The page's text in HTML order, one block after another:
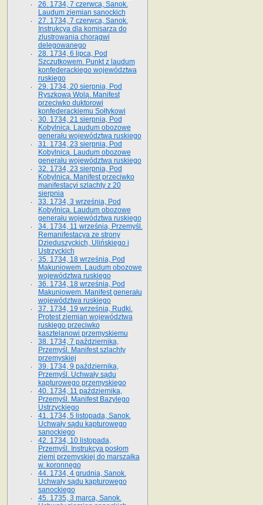
26. 1734, 7 czerwca, Sanok.
Laudum ziemian sanockich
27. 1734, 7 czerwca, Sanok.
Instrukcya dla komisarza do
zlustrowania chorągwi
delegowanego
28. 1734, 6 lipca, Pod
Szczutkowem. Punkt z laudum
konfederackiego województwa
ruskiego
29. 1734, 20 sierpnia, Pod
Ryszkową Wolą. Manifest
przeciwko duktorowi
konfederackiemu Sołtykowi
30. 1734, 21 sierpnia, Pod
Kobylnicą. Laudum obozowe
generału województwa ruskiego
31. 1734, 23 sierpnia, Pod
Kobylnicą. Laudum obozowe
generału województwa ruskiego
32. 1734, 23 sierpnia, Pod
Kobylnicą. Manifest przeciwko
manifestacyi szlachty z 20
sierpnia
33. 1734, 3 września, Pod
Kobylnicą. Laudum obozowe
generału województwa ruskiego
34. 1734, 11 września, Przemyśl.
Remanifestacya ze strony
Dzieduszyckich, Ulińskiego i
Ustrzyckich
35. 1734, 18 września, Pod
Makuniowem. Laudum obozowe
województwa ruskiego
36. 1734, 18 września, Pod
Makuniowem. Manifest generału
województwa ruskiego
37. 1734, 19 września, Rudki.
Protest ziemian województwa
ruskiego przeciwko
kasztelanowi przemyskiemu
38. 1734, 7 października,
Przemyśl. Manifest szlachty
przemyskiej
39. 1734, 9 października,
Przemyśl. Uchwały sądu
kapturowego przemyskiego
40. 1734, 11 października,
Przemyśl. Manifest Bazylego
Ustrzyckiego
41. 1734, 5 listopada, Sanok.
Uchwały sądu kapturowego
sanockiego
42. 1734, 10 listopada,
Przemyśl. Instrukcya posłom
ziemi przemyskiej do marszałka
w. koronnego
44. 1734, 4 grudnia, Sanok.
Uchwały sądu kapturowego
sanockiego
45. 1735, 3 marca, Sanok.